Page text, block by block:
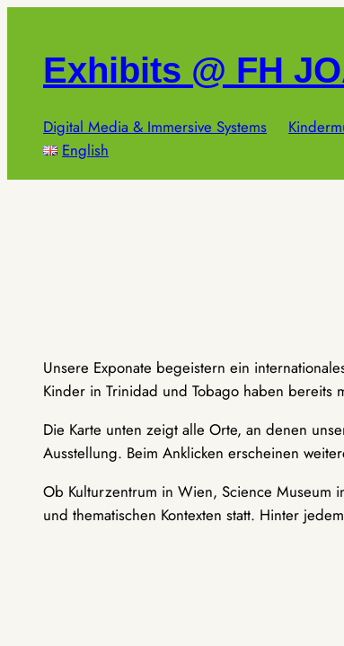
springenExhibits @ FH
Digital Media & Immersive Systems
English
Unsere Exponate begeistern ein
Kinder in Trinidad und Tobago haben bereits
Die Karte unten zeigt alle Orte, an denen
Ausstellung. Beim Anklicken erscheinen
Ob Kulturzentrum in Wien, Science Museum
und thematischen Kontexten statt. Hinter